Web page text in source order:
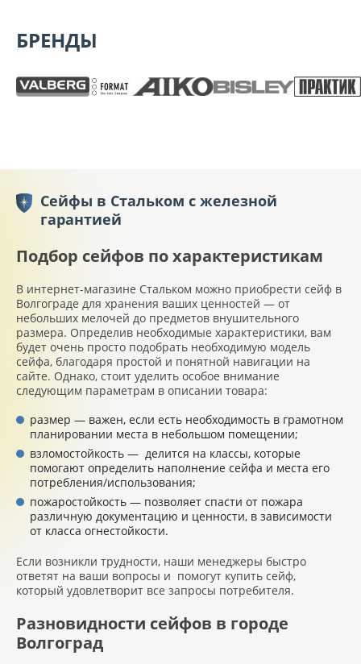
БРЕНДЫ
Сейфы в Стальком с железной
гарантией
Подбор сейфов по характеристикам
В интернет-магазине Стальком можно приобрести сейф в
Волгограде для хранения ваших ценностей — от
небольших мелочей до предметов внушительного
размера. Определив необходимые характеристики, вам
будет очень просто подобрать необходимую модель
сейфа, благодаря простой и понятной навигации на
сайте. Однако, стоит уделить особое внимание
следующим параметрам в описании товара:
размер — важен, если есть необходимость в грамотном
планировании места в небольшом помещении;
взломостойкость — делится на классы, которые
помогают определить наполнение сейфа и места его
потребления/использования;
пожаростойкость — позволяет спасти от пожара
различную документацию и ценности, в зависимости
от класса огнестойкости.
Если возникли трудности, наши менеджеры быстро
ответят на ваши вопросы и помогут купить сейф,
который удовлетворит все запросы потребителя.
Разновидности сейфов в городе
Волгоград